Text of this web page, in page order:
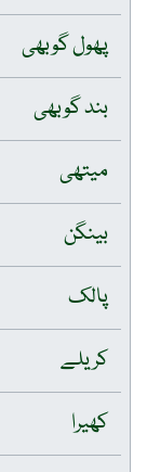
پھول گوبھی
بند گوبھی
میتھی
بینگن
پالک
کریلے
کھیرا